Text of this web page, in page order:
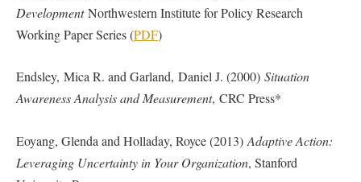
DevelopmentNorthwestern Institute for Policy Research
Working Paper Series (PDF)
Endsley, Mica R. and Garland, Daniel J. (2000) Situation
Awareness Analysis and Measurement, CRC Press*
Eoyang, Glenda and Holladay, Royce (2013) Adaptive Action:
Leveraging Uncertainty in Your Organization, Stanford